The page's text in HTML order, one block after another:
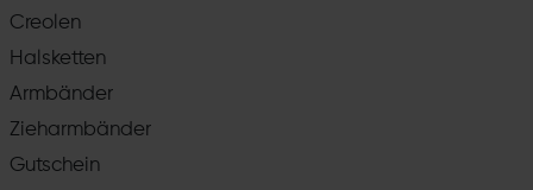
Creolen
Halsketten
Armbänder
Zieharmbänder
Gutschein